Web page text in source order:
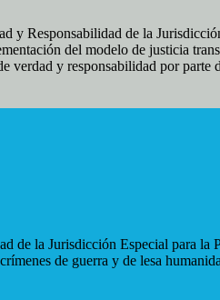
y Responsabilidad de la
del modelo de justicia
verdad y responsabilidad por parte
de la Jurisdicción Especial para
de guerra y de lesa